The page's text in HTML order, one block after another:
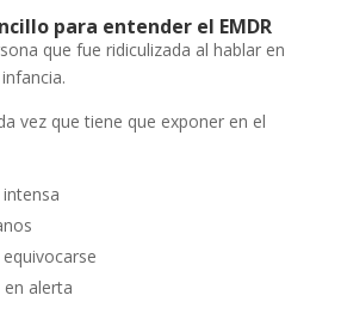
para entender el EMDR
que fue ridiculizada al hablar en
vez que tiene que exponer en el
alerta